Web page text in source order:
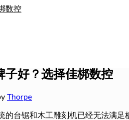
子好？选择佳梆数控
Thorpe
的台锯和木工雕刻机已经无法满